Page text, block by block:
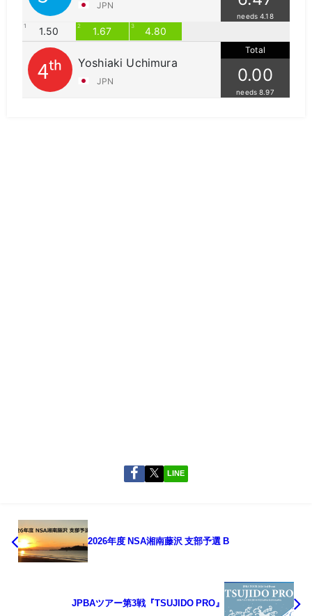
LINE
2026年度 NSA湘南藤沢 支部予選 B
JPBAツアー第3戦『TSUJIDO PRO』